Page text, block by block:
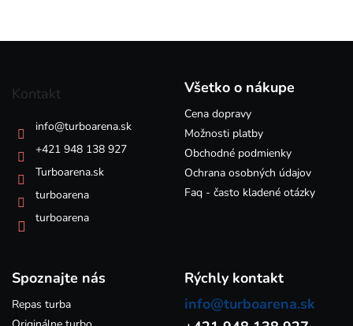
á
Z
Kontakt
info@turboarena.sk
+421 948 138 927
Turboarena.sk
turboarena
turboarena
Všetko o nákupe
Cena dopravy
Možnosti platby
Obchodné podmienky
Ochrana osobných údajov
Faq - často kladené otázky
Spoznajte nás
Repas turba
Rýchly kontakt
info@turboarena.sk